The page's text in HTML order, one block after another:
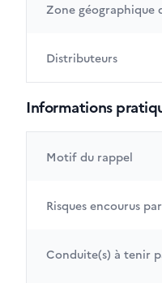
Zone géographique
Distributeurs
Informations
Motif du rappel
Risques encourus
Conduite(s) à tenir